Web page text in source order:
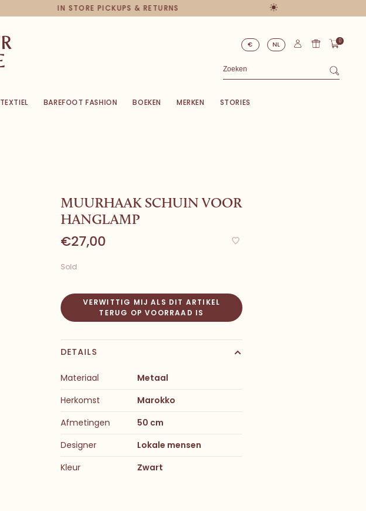
IN STORE PICKUPS & RETURNS
€ NL 0
TEXTIEL BAREFOOT FASHION BOEKEN MERKEN STORIES
MUURHAAK SCHUIN VOOR
HANGLAMP
€27,00
Sold
VERWITTIG MIJ ALS DIT ARTIKEL
TERUG OP VOORRAAD IS
DETAILS
Materiaal
Metaal
Herkomst
Marokko
Afmetingen
50 cm
Designer
Lokale mensen
Kleur
Zwart